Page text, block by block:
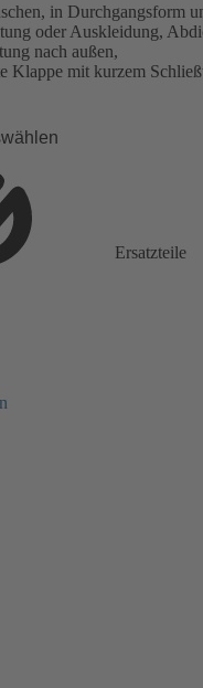
in Durchgangsform
oder Auskleidung,
nach außen,
Klappe mit kurzem
Ersatzteile